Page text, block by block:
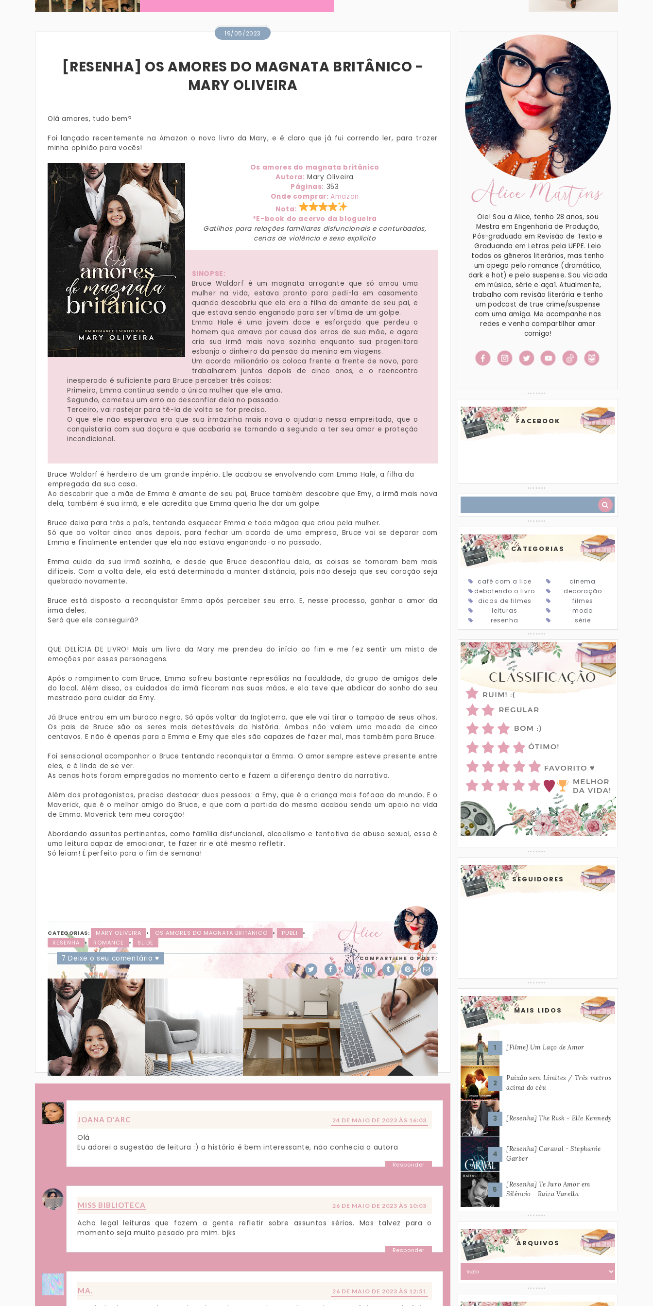
19/05/2023
[RESENHA] OS AMORES DO MAGNATA BRITÂNICO -
MARY OLIVEIRA
Olá amores, tudo bem?
Foi lançado recentemente na Amazon o novo livro da Mary, e é claro que já fui correndo ler, para trazer
minha opinião para vocês!
Os amores do magnata britânico
Autora: Mary Oliveira
Páginas: 353
Onde comprar:Amazon
Nota:
*E-book do acervo da blogueira
Gatilhos para relações familiares disfuncionais e conturbadas,
cenas de violência e sexo explícito
SINOPSE:
Bruce Waldorf é um magnata arrogante que só amou uma
mulher na vida, estava pronto para pedi-la em casamento
quando descobriu que ela era a filha da amante de seu pai, e
que estava sendo enganado para ser vítima de um golpe.
Emma Hale é uma jovem doce e esforçada que perdeu o
homem que amava por causa dos erros de sua mãe, e agora
cria sua irmã mais nova sozinha enquanto sua progenitora
esbanja o dinheiro da pensão da menina em viagens.
Um acordo milionário os coloca frente a frente de novo, para
trabalharem juntos depois de cinco anos, e o reencontro
inesperado é suficiente para Bruce perceber três coisas:
Primeiro, Emma continua sendo a única mulher que ele ama.
Segundo, cometeu um erro ao desconfiar dela no passado.
Terceiro, vai rastejar para tê-la de volta se for preciso.
O que ele não esperava era que sua irmãzinha mais nova o ajudaria nessa empreitada, que o
conquistaria com sua doçura e que acabaria se tornando a segunda a ter seu amor e proteção
incondicional.
Bruce Waldorf é herdeiro de um grande império. Ele acabou se envolvendo com Emma Hale, a filha da
empregada da sua casa.
Ao descobrir que a mãe de Emma é amante de seu pai, Bruce também descobre que Emy, a irmã mais nova
dela, também é sua irmã, e ele acredita que Emma queria lhe dar um golpe.
Bruce deixa para trás o país, tentando esquecer Emma e toda mágoa que criou pela mulher.
Só que ao voltar cinco anos depois, para fechar um acordo de uma empresa, Bruce vai se deparar com
Emma e finalmente entender que ela não estava enganando-o no passado.
Emma cuida da sua irmã sozinha, e desde que Bruce desconfiou dela, as coisas se tornaram bem mais
difíceis. Com a volta dele, ela está determinada a manter distância, pois não deseja que seu coração seja
quebrado novamente.
Bruce está disposto a reconquistar Emma após perceber seu erro. E, nesse processo, ganhar o amor da
irmã deles.
Será que ele conseguirá?
QUE DELÍCIA DE LIVRO! Mais um livro da Mary me prendeu do início ao fim e me fez sentir um misto de
emoções por esses personagens.
Após o rompimento com Bruce, Emma sofreu bastante represálias na faculdade, do grupo de amigos dele
do local. Além disso, os cuidados da irmã ficaram nas suas mãos, e ela teve que abdicar do sonho do seu
mestrado para cuidar da Emy.
Já Bruce entrou em um buraco negro. Só após voltar da Inglaterra, que ele vai tirar o tampão de seus olhos.
Os pais de Bruce são os seres mais detestáveis da história. Ambos não valem uma moeda de cinco
centavos. E não é apenas para a Emma e Emy que eles são capazes de fazer mal, mas também para Bruce.
Foi sensacional acompanhar o Bruce tentando reconquistar a Emma. O amor sempre esteve presente entre
eles, e é lindo de se ver.
As cenas hots foram empregadas no momento certo e fazem a diferença dentro da narrativa.
Além dos protagonistas, preciso destacar duas pessoas: a Emy, que é a criança mais fofaaa do mundo. E o
Maverick, que é o melhor amigo do Bruce, e que com a partida do mesmo acabou sendo um apoio na vida
de Emma. Maverick tem meu coração!
Abordando assuntos pertinentes, como família disfuncional, alcoolismo e tentativa de abuso sexual, essa é
uma leitura capaz de emocionar, te fazer rir e até mesmo refletir.
Só leiam! É perfeito para o fim de semana!
Alice
CATEGORIAS: MARY OLIVEIRA • OS AMORES DO MAGNATA BRITÂNICO • PUBLI
•
RESENHA
• ROMANCE • SLIDE
7 Deixe o seu comentário ♥ COMPARTILHE O POST:
JOANA D'ARC 24 DE MAIO DE 2023 ÀS 16:03
Olá
Eu adorei a sugestão de leitura :) a história é bem interessante, não conhecia a autora
Responder
MISS BIBLIOTECA 26 DE MAIO DE 2023 ÀS 10:03
Acho legal leituras que fazem a gente refletir sobre assuntos sérios. Mas talvez para o
momento seja muito pesado pra mim. bjks
Responder
MA. 26 DE MAIO DE 2023 ÀS 12:51
Alice Martins
Oie! Sou a Alice, tenho 28 anos, sou
Mestra em Engenharia de Produção,
Pós-graduada em Revisão de Texto e
Graduanda em Letras pela UFPE. Leio
todos os gêneros literários, mas tenho
um apego pelo romance (dramático,
dark e hot) e pelo suspense. Sou viciada
em música, série e açaí. Atualmente,
trabalho com revisão literária e tenho
um podcast de true crime/suspense
com uma amiga. Me acompanhe nas
redes e venha compartilhar amor
comigo!
FACEBOOK
CATEGORIAS
café com a lice
cinema
debatendo o livro
decoração
dicas de filmes
filmes
leituras
moda
resenha
série
SEGUIDORES
MAIS LIDOS
[Filme] Um Laço de Amor
Paixão sem Limites / Três metros
acima do céu
[Resenha] The Risk - Elle Kennedy
[Resenha] Caraval - Stephanie
Garber
[Resenha] Te Juro Amor em
Silêncio - Raiza Varella
ARQUIVOS